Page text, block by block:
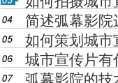
简述弧幕影院
如何策划城市
城市宣传片有
弧幕影院的技